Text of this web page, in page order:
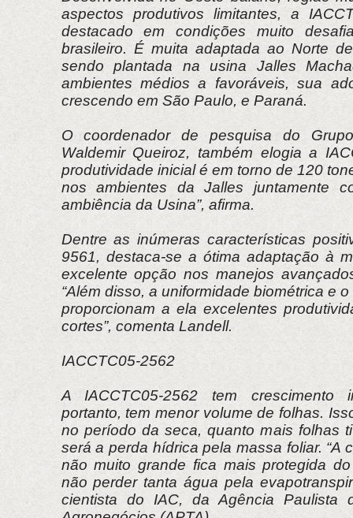
aspectos produtivos limitantes, a
destacado em condições muito
brasileiro. É muita adaptada ao Norte
sendo plantada na usina Jalles
ambientes médios a favoráveis, sua
crescendo em São Paulo, e Paraná.
O coordenador de pesquisa do
Waldemir Queiroz, também elogia a
produtividade inicial é em torno de 120
nos ambientes da Jalles juntamente
ambiência da Usina”, afirma.
Dentre as inúmeras características
9561, destaca-se a ótima adaptação à
excelente opção nos manejos
“Além disso, a uniformidade biométrica e
proporcionam a ela excelentes
cortes”, comenta Landell.
IACCTC05-2562
A IACCTC05-2562 tem crescimento
portanto, tem menor volume de folhas.
no período da seca, quanto mais folhas
será a perda hídrica pela massa foliar. “A
não muito grande fica mais protegida
não perder tanta água pela
cientista do IAC, da Agência Paulista